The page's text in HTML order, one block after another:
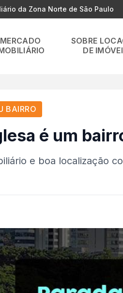
da Zona Norte de São Paulo
MERCADO
SOBRE
DE
BAIRRO
é um
e boa localização